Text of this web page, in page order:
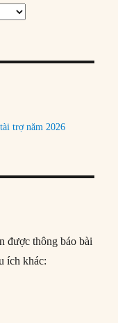
trợ năm 2026
được thông báo bài
ích khác: